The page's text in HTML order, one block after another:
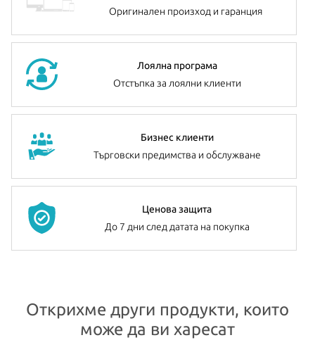
Оригинален произход и гаранция
Лоялна програма
Отстъпка за лоялни клиенти
Бизнес клиенти
Търговски предимства и обслужване
Ценова защита
До 7 дни след датата на покупка
Открихме други продукти, които
може да ви харесат